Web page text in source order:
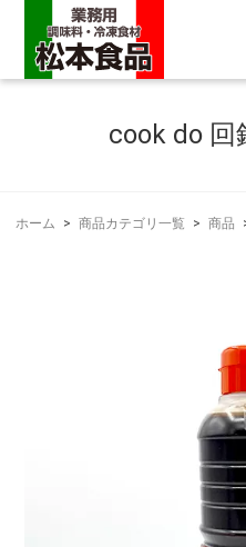
cook do
ホーム > 商品カテゴリ一覧 > 商品